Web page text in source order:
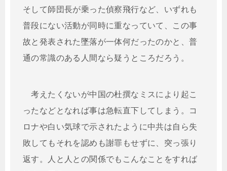
そして師団長が乗った偵察飛行など、いずれも
普段にない活動が同時に重なっていて、この事
故と発表された墜落が一体何だったのかと、普
通の常識のある人間なら疑うところだろう。
考えたくないが中国の杜撰なミスにより起こ
ったなどとなれば事は急転直下してしまう。コ
ロナや白い気球で示されたように中共は自ら失
敗してもそれを認めも謝罪もせずに、突っ張り
返す。人と人との関係でもこんなことをすれば